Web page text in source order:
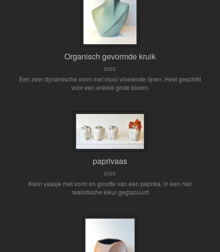
Organisch gevormde kruik
2022
Een zeer dynamische vorm met mooi vloeiende lijnen. Heel geschikt
voor een enkele grote bloem.
paprivaas
2022
Klein vaasje met vorm en grootte van een paprika, in een niet
realistische kleur geglazuurd